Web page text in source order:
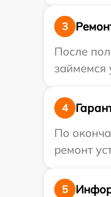
3
После
займемся
4
По
ремонт
5